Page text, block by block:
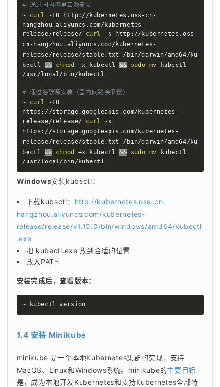
# 通过国内阿里云源安装
~
curl
-LO http://kubernetes.oss-cn-
hangzhou.aliyuncs.com/kubernetes-
release/release/ ` curl
-s http://kubernetes.oss-
cn-hangzhou.aliyuncs.com/kubernetes-
release/release/stable.txt ` /bin/darwin/amd64/ku
bectl && chmod +x kubectl && sudo mv kubectl
/usr/local/bin/kubectl
# 通过谷歌源安装（国内网路会很慢）
~
curl
-LO
https://storage.googleapis.com/kubernetes-
release/release/ ` curl
-s
https://storage.googleapis.com/kubernetes-
release/release/stable.txt ` /bin/darwin/amd64/ku
bectl && chmod +x kubectl && sudo mv kubectl
/usr/local/bin/kubectl
Windows安装kubectl：
下载kubectl： http://kubernetes.oss-cn-
hangzhou.aliyuncs.com/kubernetes-
release/release/v1.15.0/bin/windows/amd64/kubectl
.exe
把 kubectl.exe 放到合适的位置
放入PATH
安装完成后，查看版本：
~ kubectl version
1.4 安装 Minikube
minikube 是一个本地Kubernetes集群的实现，支持
MacOS、Linux和Windows系统。minikube的主要目标
是，成为本地开发Kubernetes和支持Kubernetes全部特